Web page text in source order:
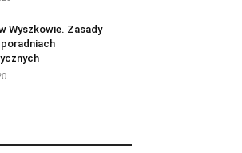
Wyszkowie. Zasady